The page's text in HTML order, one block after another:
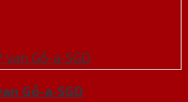
Gỗ-a-SGD